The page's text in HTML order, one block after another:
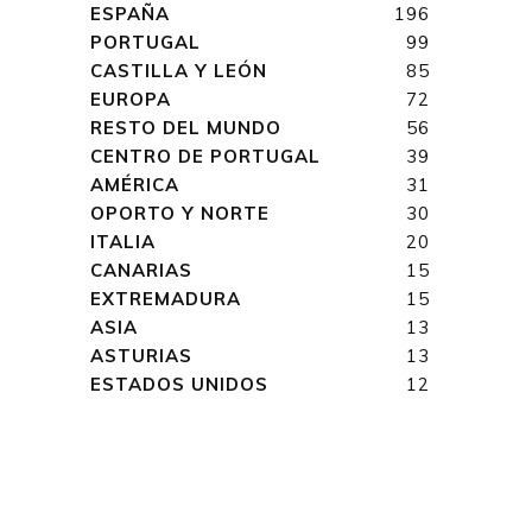
ESPAÑA
196
PORTUGAL
99
CASTILLA Y LEÓN
85
EUROPA
72
RESTO DEL MUNDO
56
CENTRO DE PORTUGAL
39
AMÉRICA
31
OPORTO Y NORTE
30
ITALIA
20
CANARIAS
15
EXTREMADURA
15
ASIA
13
ASTURIAS
13
ESTADOS UNIDOS
12